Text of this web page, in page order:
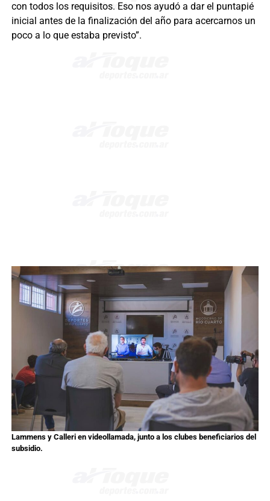
con todos los requisitos. Eso nos ayudó a dar el puntapié
inicial antes de la finalización del año para acercarnos un
poco a lo que estaba previsto”.
Lammens y Calleri en videollamada, junto a los clubes beneficiarios del
subsidio.